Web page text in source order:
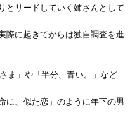
とリードしていく姉さんとして
際に起きてからは独自調査を進
ま」や「半分、青い。」など
に、似た恋」のように年下の男